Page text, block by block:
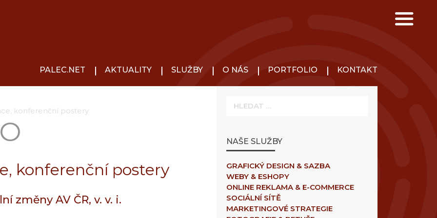
PALEC.NET AKTUALITY SLUŽBY O NÁS PORTFOLIO KONTAKT
konferenční postery
konferenční postery
změny AV ČR, v. v. i.
NAŠE SLUŽBY
GRAFICKÝ DESIGN & SAZBA
WEBY & ESHOPY
ONLINE REKLAMA & E-COMMERCE
SOCIÁLNÍ SÍTĚ
MARKETINGOVÉ STRATEGIE